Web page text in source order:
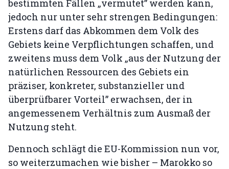
bestimmten Fällen „vermutet” werden kann,
jedoch nur unter sehr strengen Bedingungen:
Erstens darf das Abkommen dem Volk des
Gebiets keine Verpflichtungen schaffen, und
zweitens muss dem Volk „aus der Nutzung der
natürlichen Ressourcen des Gebiets ein
präziser, konkreter, substanzieller und
überprüfbarer Vorteil” erwachsen, der in
angemessenem Verhältnis zum Ausmaß der
Nutzung steht.
Dennoch schlägt die EU-Kommission nun vor,
so weiterzumachen wie bisher – Marokko so